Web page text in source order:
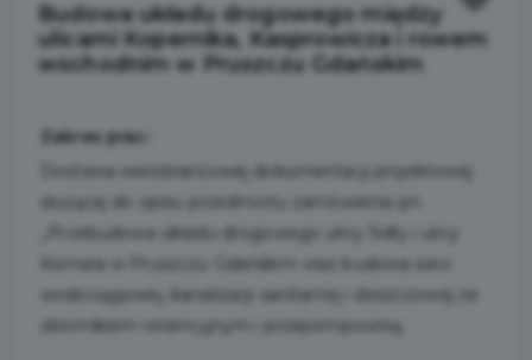
Budowa układu drogowego między
ulicami Kopernika, Kasprowicza i rowem
wschodnim w Pruszczu Gdańskim
Zakres prac:
Dostawa wielobranżowej dokumentacji projektowej
służącej do opisu przedmiotu zamówienia pn.
,,Przebudowa układu drogowego ulicy Sidły i ulicy
Komara w Pruszczu Gdańskim oraz budowa sieci
wodociągowej, kanalizacji sanitarnej i deszczowej ze
zbiornikiem retencyjnym i przepompownią.